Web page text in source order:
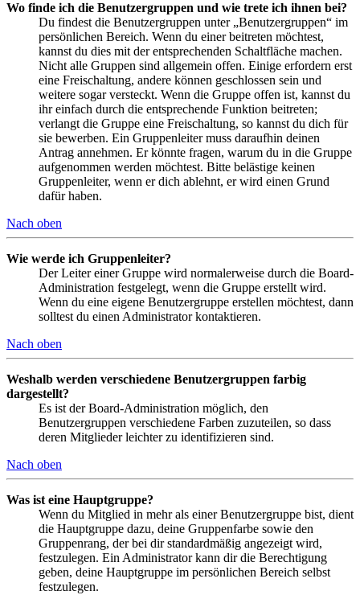
Wo finde ich die Benutzergruppen und wie trete ich ihnen bei?
Du findest die Benutzergruppen unter „Benutzergruppen“ im
persönlichen Bereich. Wenn du einer beitreten möchtest,
kannst du dies mit der entsprechenden Schaltfläche machen.
Nicht alle Gruppen sind allgemein offen. Einige erfordern erst
eine Freischaltung, andere können geschlossen sein und
weitere sogar versteckt. Wenn die Gruppe offen ist, kannst du
ihr einfach durch die entsprechende Funktion beitreten;
verlangt die Gruppe eine Freischaltung, so kannst du dich für
sie bewerben. Ein Gruppenleiter muss daraufhin deinen
Antrag annehmen. Er könnte fragen, warum du in die Gruppe
aufgenommen werden möchtest. Bitte belästige keinen
Gruppenleiter, wenn er dich ablehnt, er wird einen Grund
dafür haben.
Nach oben
Wie werde ich Gruppenleiter?
Der Leiter einer Gruppe wird normalerweise durch die Board-
Administration festgelegt, wenn die Gruppe erstellt wird.
Wenn du eine eigene Benutzergruppe erstellen möchtest, dann
solltest du einen Administrator kontaktieren.
Nach oben
Weshalb werden verschiedene Benutzergruppen farbig
dargestellt?
Es ist der Board-Administration möglich, den
Benutzergruppen verschiedene Farben zuzuteilen, so dass
deren Mitglieder leichter zu identifizieren sind.
Nach oben
Was ist eine Hauptgruppe?
Wenn du Mitglied in mehr als einer Benutzergruppe bist, dient
die Hauptgruppe dazu, deine Gruppenfarbe sowie den
Gruppenrang, der bei dir standardmäßig angezeigt wird,
festzulegen. Ein Administrator kann dir die Berechtigung
geben, deine Hauptgruppe im persönlichen Bereich selbst
festzulegen.